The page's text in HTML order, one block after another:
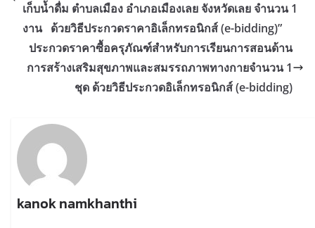
เก็บน้ำดื่ม ตำบลเมือง อำเภอเมืองเลย จังหวัดเลย จำนวน 1
งาน ด้วยวิธีประกวดราคาอิเล็กทรอนิกส์ (e-bidding)”
ประกวดราคาซื้อครุภัณฑ์สำหรับการเรียนการสอนด้าน
การสร้างเสริมสุขภาพและสมรรถภาพทางกายจำนวน 1
ชุด ด้วยวิธีประกวดอิเล็กทรอนิกส์ (e-bidding)
kanok namkhanthi